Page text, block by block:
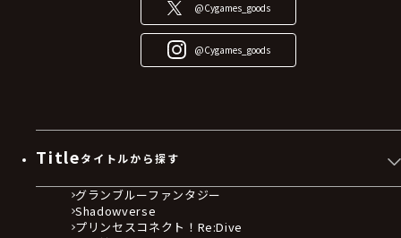
@Cygames_goods
@Cygames_goods
Titleタイトルから探す
グランブルーファンタジー
Shadowverse
プリンセスコネクト！Re:Dive